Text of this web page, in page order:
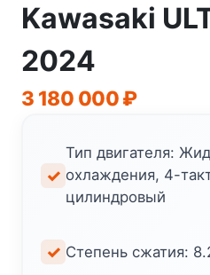
Kawasaki
2024
3 180 000₽
Тип двигателя:
охлаждения, 4-
цилиндровый
Степень сжатия: